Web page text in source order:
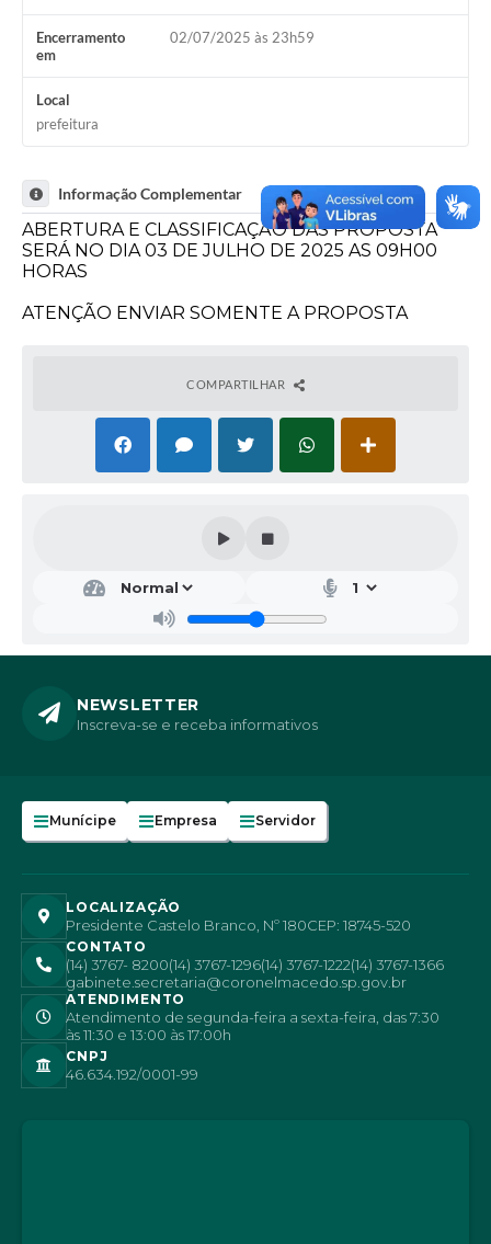
Encerramento
em
02/07/2025 às 23h59
Local
prefeitura
Informação Complementar
ABERTURA E CLASSIFICAÇÃO DAS PROPOSTA
SERÁ NO DIA 03 DE JULHO DE 2025 AS 09H00
HORAS
ATENÇÃO ENVIAR SOMENTE A PROPOSTA
COMPARTILHAR
NEWSLETTER
Inscreva-se e receba informativos
Munícipe Empresa Servidor
LOCALIZAÇÃO
Presidente Castelo Branco, Nº 180CEP: 18745-520
CONTATO
(14) 3767- 8200(14) 3767-1296(14) 3767-1222(14) 3767-1366
gabinete.secretaria@coronelmacedo.sp.gov.br
ATENDIMENTO
Atendimento de segunda-feira a sexta-feira, das 7:30
às 11:30 e 13:00 às 17:00h
CNPJ
46.634.192/0001-99